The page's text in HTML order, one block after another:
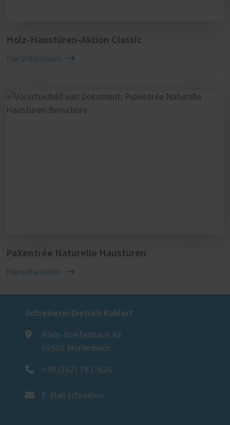
Holz-Haustüren-Aktion Classic
Herunterladen
PaXentrée Naturelle Haustüren
Herunterladen
Schreinerei Dietrich Kohlert
Klein-Breitenbach 4a
69509 Mörlenbach
+49 (162) 7837626
E-Mail schreiben